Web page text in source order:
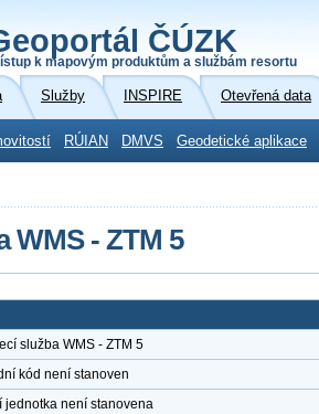
ČÚZK
k mapovým produktům a službám resortu
Služby INSPIRE Otevřená data
RÚIAN DMVS Geodetické aplikace
WMS - ZTM 5
služba WMS - ZTM 5
kód není stanoven
jednotka není stanovena